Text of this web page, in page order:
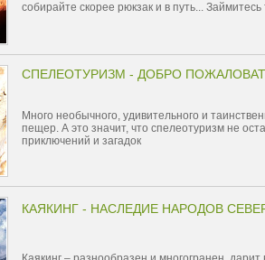
собирайте скорее рюкзак и в путь... Займитесь
СПЕЛЕОТУРИЗМ - ДОБРО
Много необычного, удивительного и
пещер. А это значит, что спелеотуризм не
приключений и загадок
КАЯКИНГ - НАСЛЕДИЕ НАРОДОВ